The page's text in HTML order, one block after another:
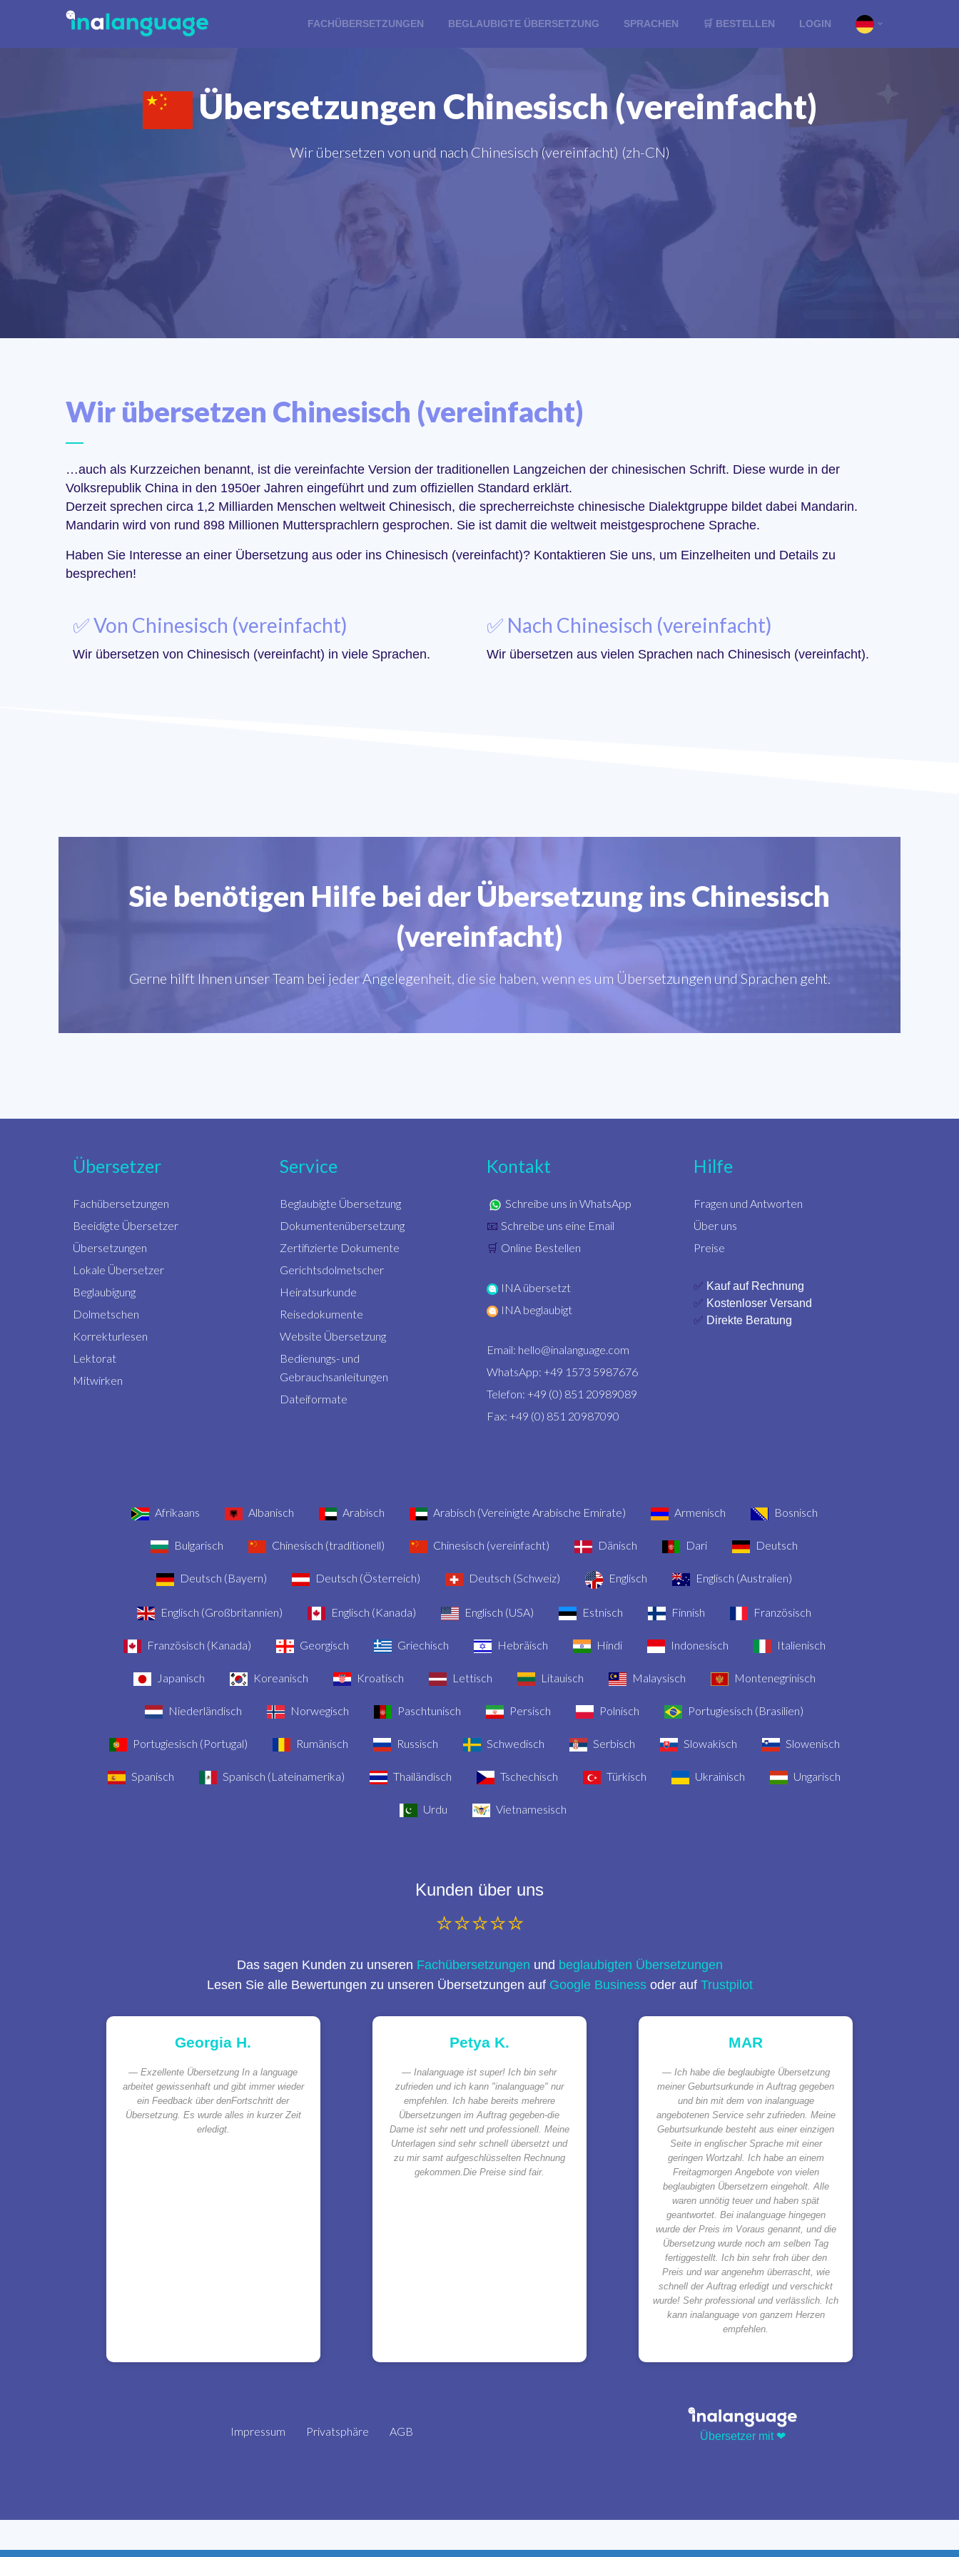
FACHÜBERSETZUNGEN BEGLAUBIGTE ÜBERSETZUNG SPRACHEN 🛒 BESTELLEN LOGIN
Übersetzungen Chinesisch (vereinfacht)
Wir übersetzen von und nach Chinesisch (vereinfacht) (zh-CN)
Wir übersetzen Chinesisch (vereinfacht)
…auch als Kurzzeichen benannt, ist die vereinfachte Version der traditionellen Langzeichen der chinesischen Schrift. Diese wurde in der
Volksrepublik China in den 1950er Jahren eingeführt und zum offiziellen Standard erklärt.
Derzeit sprechen circa 1,2 Milliarden Menschen weltweit Chinesisch, die sprecherreichste chinesische Dialektgruppe bildet dabei Mandarin.
Mandarin wird von rund 898 Millionen Muttersprachlern gesprochen. Sie ist damit die weltweit meistgesprochene Sprache.
Haben Sie Interesse an einer Übersetzung aus oder ins Chinesisch (vereinfacht)? Kontaktieren Sie uns, um Einzelheiten und Details zu
besprechen!
✅ Von Chinesisch (vereinfacht)
Wir übersetzen von Chinesisch (vereinfacht) in viele Sprachen.
✅ Nach Chinesisch (vereinfacht)
Wir übersetzen aus vielen Sprachen nach Chinesisch (vereinfacht).
Sie benötigen Hilfe bei der Übersetzung ins Chinesisch
(vereinfacht)
Gerne hilft Ihnen unser Team bei jeder Angelegenheit, die sie haben, wenn es um Übersetzungen und Sprachen geht.
Übersetzer
Fachübersetzungen
Beeidigte Übersetzer
Übersetzungen
Lokale Übersetzer
Beglaubigung
Dolmetschen
Korrekturlesen
Lektorat
Mitwirken
Service
Beglaubigte Übersetzung
Dokumentenübersetzung
Zertifizierte Dokumente
Gerichtsdolmetscher
Heiratsurkunde
Reisedokumente
Website Übersetzung
Bedienungs- und
Gebrauchsanleitungen
Dateiformate
Kontakt
Schreibe uns in WhatsApp
📧 Schreibe uns eine Email
🛒 Online Bestellen
INA übersetzt
INA beglaubigt
Email: hello@inalanguage.com
WhatsApp: +49 1573 5987676
Telefon: +49 (0) 851 20989089
Fax: +49 (0) 851 20987090
Hilfe
Fragen und Antworten
Über uns
Preise
✅ Kauf auf Rechnung
✅ Kostenloser Versand
✅ Direkte Beratung
Afrikaans Albanisch Arabisch Arabisch (Vereinigte Arabische Emirate) Armenisch Bosnisch
Bulgarisch Chinesisch (traditionell) Chinesisch (vereinfacht) Dänisch Dari Deutsch
Deutsch (Bayern) Deutsch (Österreich) Deutsch (Schweiz) Englisch Englisch (Australien)
Englisch (Großbritannien) Englisch (Kanada) Englisch (USA) Estnisch Finnish Französisch
Französisch (Kanada) Georgisch Griechisch Hebräisch Hindi Indonesisch Italienisch
Japanisch Koreanisch Kroatisch Lettisch Litauisch Malaysisch Montenegrinisch
Niederländisch Norwegisch Paschtunisch Persisch Polnisch Portugiesisch (Brasilien)
Portugiesisch (Portugal) Rumänisch Russisch Schwedisch Serbisch Slowakisch Slowenisch
Spanisch Spanisch (Lateinamerika) Thailändisch Tschechisch Türkisch Ukrainisch Ungarisch
Urdu Vietnamesisch
Kunden über uns
⭐⭐⭐⭐⭐
Das sagen Kunden zu unseren Fachübersetzungen und beglaubigten Übersetzungen
Lesen Sie alle Bewertungen zu unseren Übersetzungen auf Google Businessoder auf Trustpilot
Georgia H.
Exzellente Übersetzung In a language
arbeitet gewissenhaft und gibt immer wieder
ein Feedback über denFortschritt der
Übersetzung. Es wurde alles in kurzer Zeit
erledigt.
Petya K.
Inalanguage ist super! Ich bin sehr
zufrieden und ich kann "inalanguage" nur
empfehlen. Ich habe bereits mehrere
Übersetzungen im Auftrag gegeben-die
Dame ist sehr nett und professionell. Meine
Unterlagen sind sehr schnell übersetzt und
zu mir samt aufgeschlüsselten Rechnung
gekommen.Die Preise sind fair.
MAR
Ich habe die beglaubigte Übersetzung
meiner Geburtsurkunde in Auftrag gegeben
und bin mit dem von inalanguage
angebotenen Service sehr zufrieden. Meine
Geburtsurkunde besteht aus einer einzigen
Seite in englischer Sprache mit einer
geringen Wortzahl. Ich habe an einem
Freitagmorgen Angebote von vielen
beglaubigten Übersetzern eingeholt. Alle
waren unnötig teuer und haben spät
geantwortet. Bei inalanguage hingegen
wurde der Preis im Voraus genannt, und die
Übersetzung wurde noch am selben Tag
fertiggestellt. Ich bin sehr froh über den
Preis und war angenehm überrascht, wie
schnell der Auftrag erledigt und verschickt
wurde! Sehr professional und verlässlich. Ich
kann inalanguage von ganzem Herzen
empfehlen.
Impressum Privatsphäre AGB Übersetzer mit ❤